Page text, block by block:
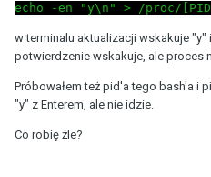
echo -en "y\n" > /proc/
w terminalu aktualizacji wskakuje "y"
potwierdzenie wskakuje, ale proces
Próbowałem też pid'a tego bash'a i
"y" z Enterem, ale nie idzie.
Co robię źle?